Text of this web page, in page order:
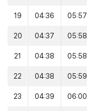
19 04:36 05:57
20 04:37 05:58
21 04:38 05:58
22 04:38 05:59
23 04:39 06:00